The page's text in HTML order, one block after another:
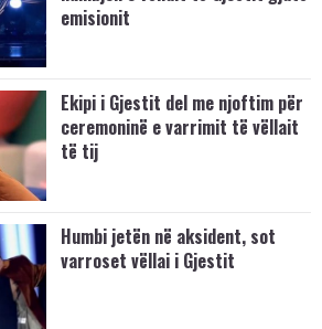
emisionit
Ekipi i Gjestit del me njoftim për
ceremoninë e varrimit të vëllait
të tij
Humbi jetën në aksident, sot
varroset vëllai i Gjestit